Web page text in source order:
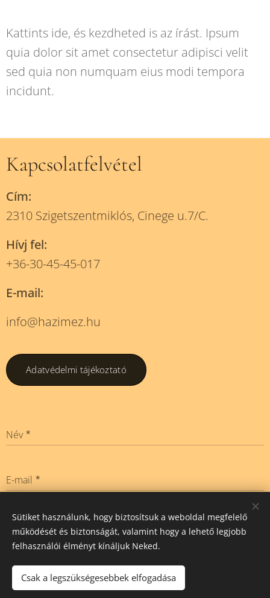
Kattints ide, és kezdheted is az írást. Ipsum
quia dolor sit amet consectetur adipisci velit
sed quia non numquam eius modi tempora
incidunt.
Kapcsolatfelvétel
Cím:
2310 Szigetszentmiklós, Cinege u.7/C.
Hívj fel:
+36-30-45-45-017
E-mail:
info@hazimez.hu
Adatvédelmi tájékoztató
Név
E-mail
Üzenet
Sütiket használunk, hogy biztosítsuk a weboldal megfelelő
működését és biztonságát, valamint hogy a lehető legjobb
felhasználói élményt kínáljuk Neked.
Csak a legszükségesebbek elfogadása